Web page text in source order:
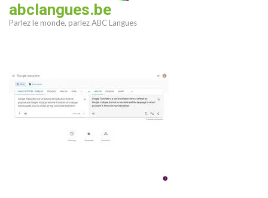
abclangues.be
Parlez le monde, parlez ABC Langues